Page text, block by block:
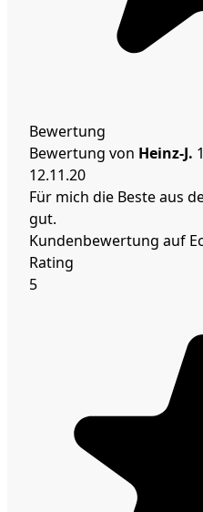
Bewertung
Bewertung von Heinz-J.
12.11.20
Für mich die Beste aus
gut.
Kundenbewertung auf
Rating
5